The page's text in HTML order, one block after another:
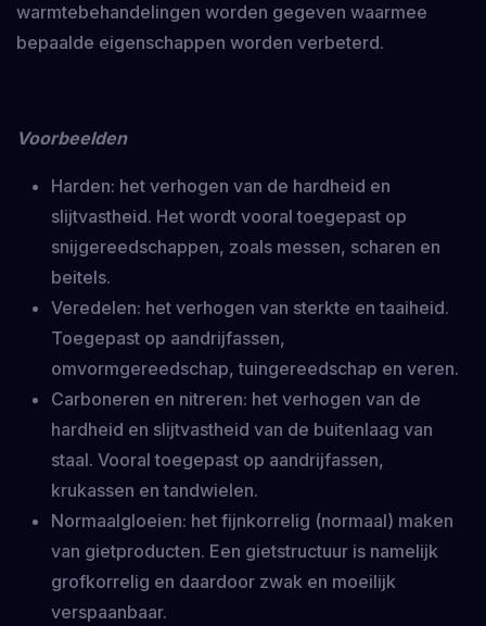
warmtebehandelingen worden gegeven waarmee
bepaalde eigenschappen worden verbeterd.
Voorbeelden
Harden: het verhogen van de hardheid en
slijtvastheid. Het wordt vooral toegepast op
snijgereedschappen, zoals messen, scharen en
beitels.
Veredelen: het verhogen van sterkte en taaiheid.
Toegepast op aandrijfassen,
omvormgereedschap, tuingereedschap en veren.
Carboneren en nitreren: het verhogen van de
hardheid en slijtvastheid van de buitenlaag van
staal. Vooral toegepast op aandrijfassen,
krukassen en tandwielen.
Normaalgloeien: het fijnkorrelig (normaal) maken
van gietproducten. Een gietstructuur is namelijk
grofkorrelig en daardoor zwak en moeilijk
verspaanbaar.